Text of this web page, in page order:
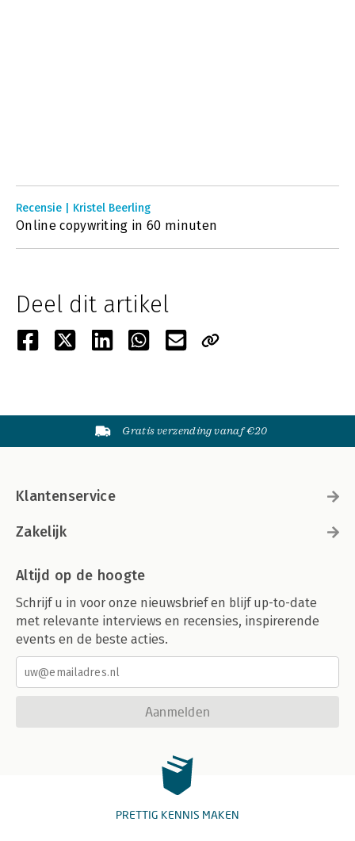
Recensie | Kristel Beerling
Online copywriting in 60 minuten
Deel dit artikel
Gratis verzending vanaf €20
Klantenservice
Zakelijk
Altijd op de hoogte
Schrijf u in voor onze nieuwsbrief en blijf up-to-date
met relevante interviews en recensies, inspirerende
events en de beste acties.
Aanmelden
PRETTIG KENNIS MAKEN